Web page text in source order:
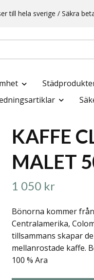
till hela sverige / Säkra
KAFFE
MALET
1 050 kr
Bönorna kommer
Centralamerika,
tillsammans skapar
mellanrostade kaffe.
100 % Ara